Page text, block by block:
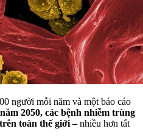
người mỗi năm và một báo cáo
2050, các bệnh nhiễm trùng
toàn thế giới –nhiều hơn tất